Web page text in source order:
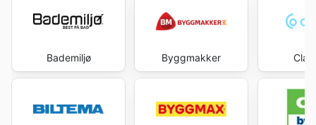
Bademiljø Byggmakker Clas